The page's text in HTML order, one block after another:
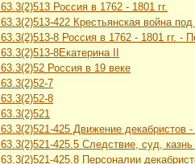
63.3(2)513 Россия в 1762 - 1801 гг.
63.3(2)513-422 Крестьянская война
63.3(2)513-8 Россия в 1762 - 1801 гг. -
63.3(2)513-8Екатерина II
63.3(2)52 Россия в 19 веке
63.3(2)52-7
63.3(2)52-8
63.3(2)521
63.3(2)521-425 Движение декабристов
63.3(2)521-425.5 Следствие, суд,
63.3(2)521-425.8 Персоналии